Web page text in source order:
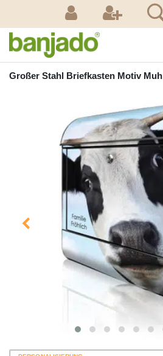
Großer Stahl Briefkasten Motiv Muh